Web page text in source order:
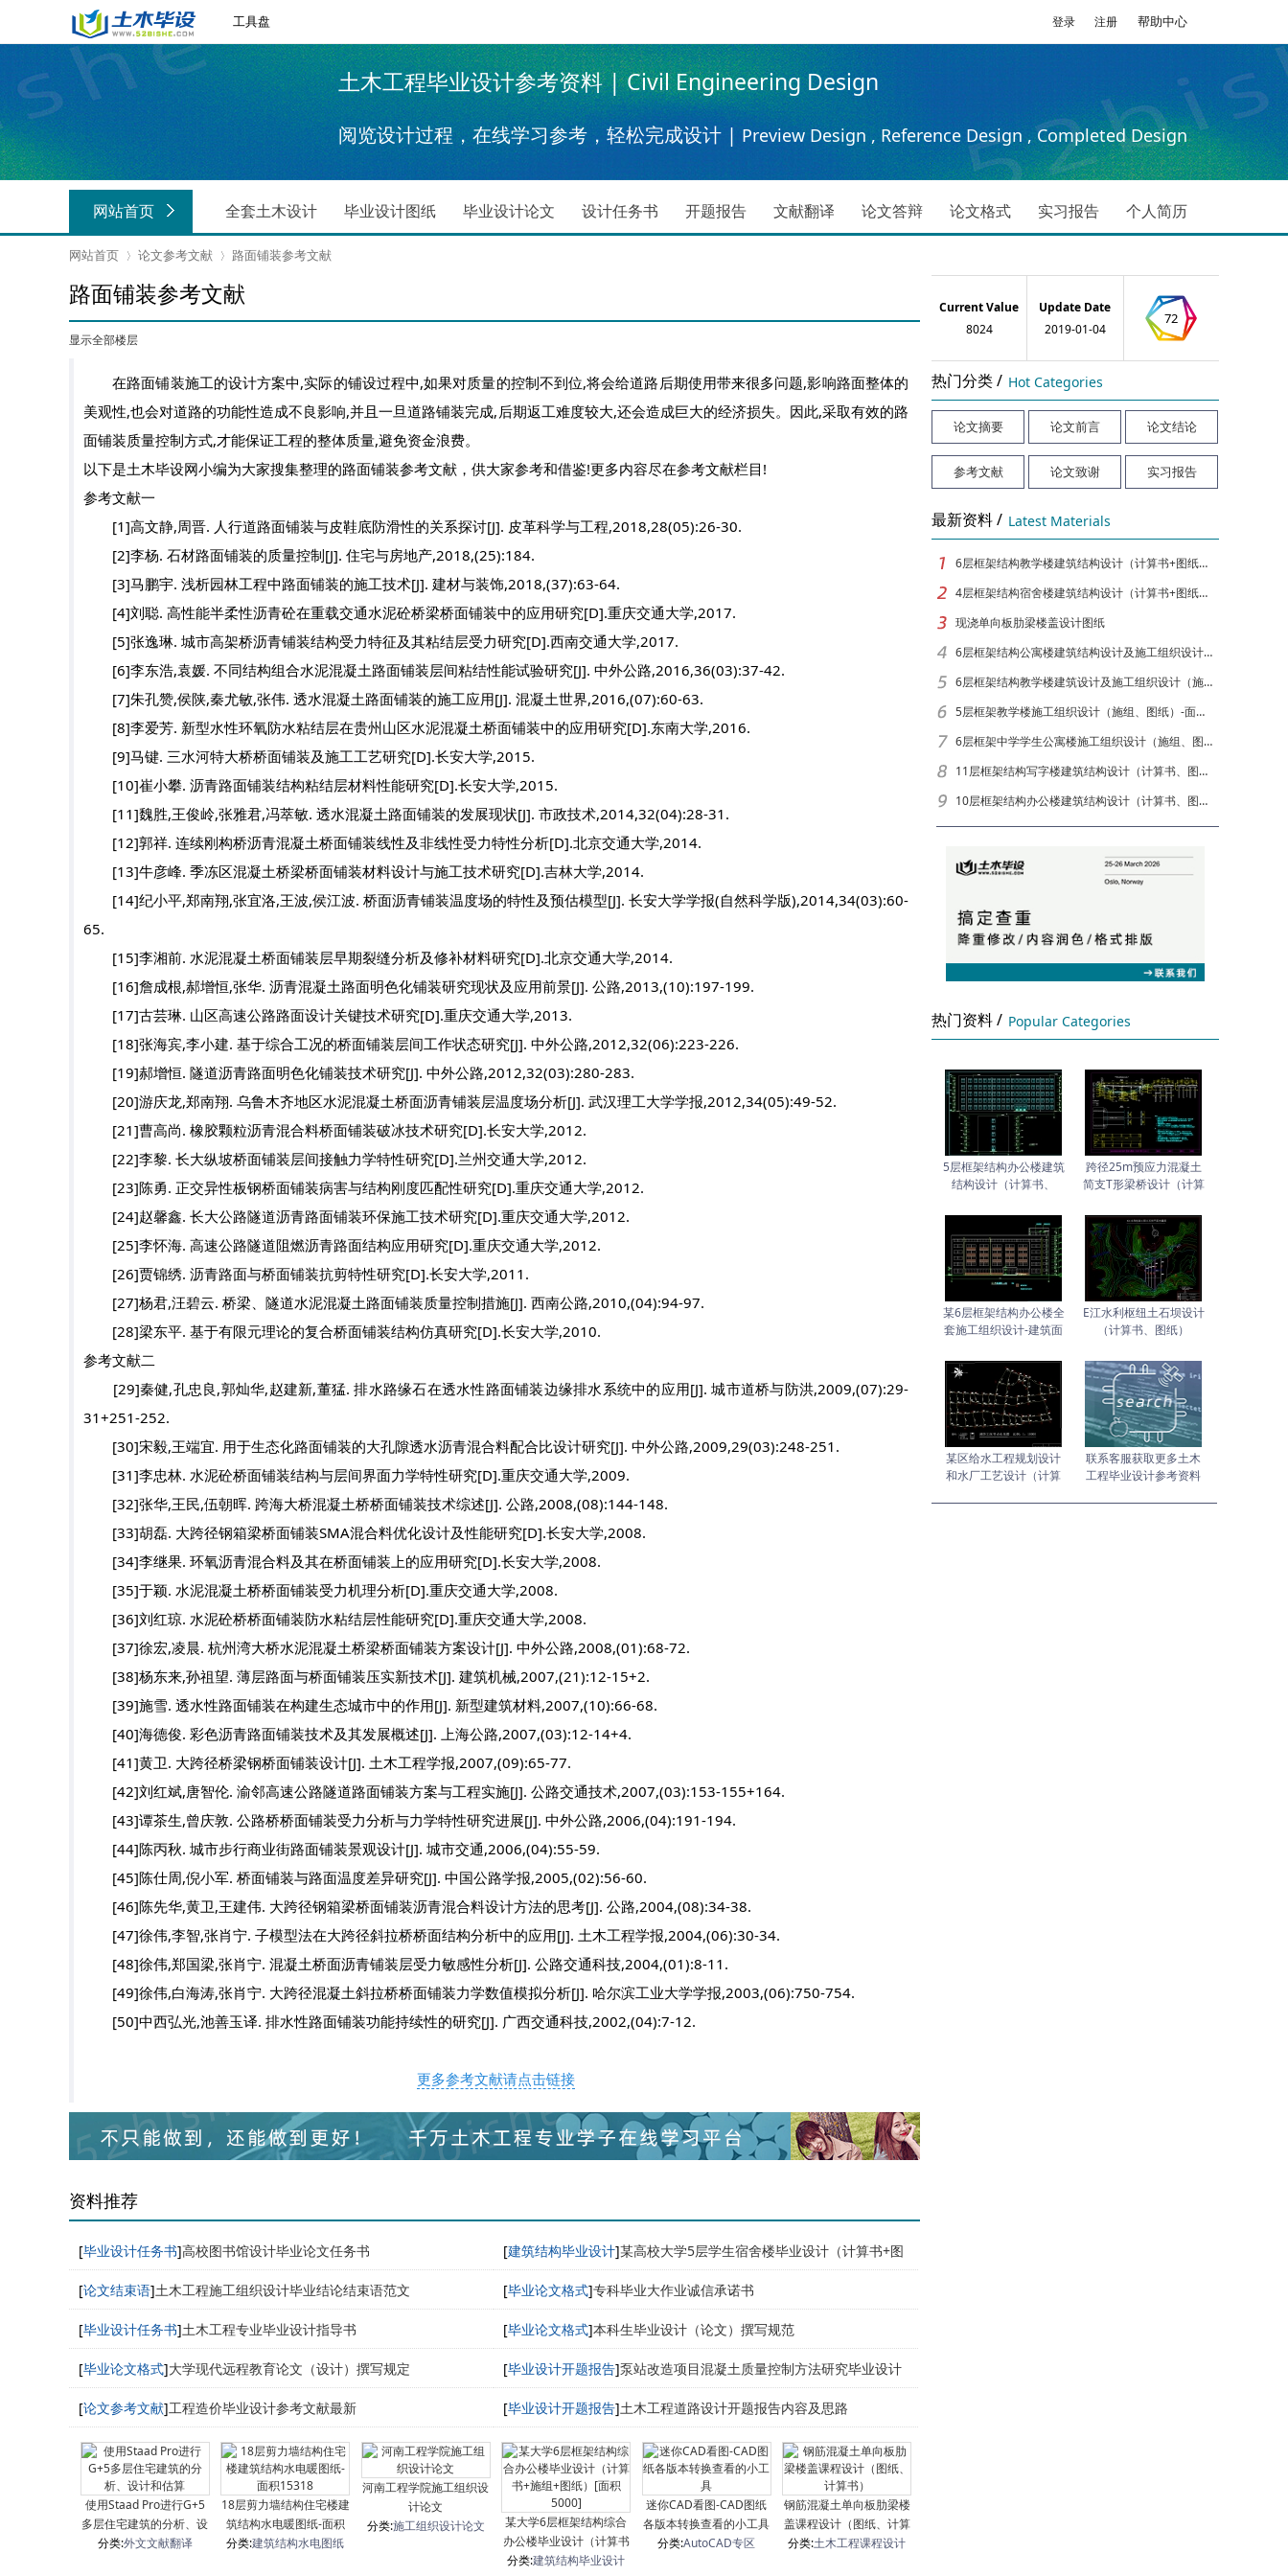
工具盘 登录 注册 帮助中心
土木工程毕业设计参考资料 | Civil Engineering Design
阅览设计过程，在线学习参考，轻松完成设计 | Preview Design , Reference Design , Completed Design
网站首页 全套土木设计 毕业设计图纸 毕业设计论文 设计任务书 开题报告 文献翻译 论文答辩 论文格式 实习报告 个人简历
网站首页
›
论文参考文献 路面铺装参考文献
路面铺装参考文献
显示全部楼层
在路面铺装施工的设计方案中,实际的铺设过程中,如果对质量的控制不到位,将会给道路后期使用带来很多问题,影响路面整体的
美观性,也会对道路的功能性造成不良影响,并且一旦道路铺装完成,后期返工难度较大,还会造成巨大的经济损失。因此,采取有效的路
面铺装质量控制方式,才能保证工程的整体质量,避免资金浪费。
以下是土木毕设网小编为大家搜集整理的路面铺装参考文献，供大家参考和借鉴!更多内容尽在参考文献栏目!
参考文献一
[1]高文静,周晋. 人行道路面铺装与皮鞋底防滑性的关系探讨[J]. 皮革科学与工程,2018,28(05):26-30.
[2]李杨. 石材路面铺装的质量控制[J]. 住宅与房地产,2018,(25):184.
[3]马鹏宇. 浅析园林工程中路面铺装的施工技术[J]. 建材与装饰,2018,(37):63-64.
[4]刘聪. 高性能半柔性沥青砼在重载交通水泥砼桥梁桥面铺装中的应用研究[D].重庆交通大学,2017.
[5]张逸琳. 城市高架桥沥青铺装结构受力特征及其粘结层受力研究[D].西南交通大学,2017.
[6]李东浩,袁媛. 不同结构组合水泥混凝土路面铺装层间粘结性能试验研究[J]. 中外公路,2016,36(03):37-42.
[7]朱孔赞,侯陕,秦尤敏,张伟. 透水混凝土路面铺装的施工应用[J]. 混凝土世界,2016,(07):60-63.
[8]李爱芳. 新型水性环氧防水粘结层在贵州山区水泥混凝土桥面铺装中的应用研究[D].东南大学,2016.
[9]马键. 三水河特大桥桥面铺装及施工工艺研究[D].长安大学,2015.
[10]崔小攀. 沥青路面铺装结构粘结层材料性能研究[D].长安大学,2015.
[11]魏胜,王俊岭,张雅君,冯萃敏. 透水混凝土路面铺装的发展现状[J]. 市政技术,2014,32(04):28-31.
[12]郭祥. 连续刚构桥沥青混凝土桥面铺装线性及非线性受力特性分析[D].北京交通大学,2014.
[13]牛彦峰. 季冻区混凝土桥梁桥面铺装材料设计与施工技术研究[D].吉林大学,2014.
[14]纪小平,郑南翔,张宜洛,王波,侯江波. 桥面沥青铺装温度场的特性及预估模型[J]. 长安大学学报(自然科学版),2014,34(03):60-
65.
[15]李湘前. 水泥混凝土桥面铺装层早期裂缝分析及修补材料研究[D].北京交通大学,2014.
[16]詹成根,郝增恒,张华. 沥青混凝土路面明色化铺装研究现状及应用前景[J]. 公路,2013,(10):197-199.
[17]古芸琳. 山区高速公路路面设计关键技术研究[D].重庆交通大学,2013.
[18]张海宾,李小建. 基于综合工况的桥面铺装层间工作状态研究[J]. 中外公路,2012,32(06):223-226.
[19]郝增恒. 隧道沥青路面明色化铺装技术研究[J]. 中外公路,2012,32(03):280-283.
[20]游庆龙,郑南翔. 乌鲁木齐地区水泥混凝土桥面沥青铺装层温度场分析[J]. 武汉理工大学学报,2012,34(05):49-52.
[21]曹高尚. 橡胶颗粒沥青混合料桥面铺装破冰技术研究[D].长安大学,2012.
[22]李黎. 长大纵坡桥面铺装层间接触力学特性研究[D].兰州交通大学,2012.
[23]陈勇. 正交异性板钢桥面铺装病害与结构刚度匹配性研究[D].重庆交通大学,2012.
[24]赵馨鑫. 长大公路隧道沥青路面铺装环保施工技术研究[D].重庆交通大学,2012.
[25]李怀海. 高速公路隧道阻燃沥青路面结构应用研究[D].重庆交通大学,2012.
[26]贾锦绣. 沥青路面与桥面铺装抗剪特性研究[D].长安大学,2011.
[27]杨君,汪碧云. 桥梁、隧道水泥混凝土路面铺装质量控制措施[J]. 西南公路,2010,(04):94-97.
[28]梁东平. 基于有限元理论的复合桥面铺装结构仿真研究[D].长安大学,2010.
参考文献二
[29]秦健,孔忠良,郭灿华,赵建新,董猛. 排水路缘石在透水性路面铺装边缘排水系统中的应用[J]. 城市道桥与防洪,2009,(07):29-
31+251-252.
[30]宋毅,王端宜. 用于生态化路面铺装的大孔隙透水沥青混合料配合比设计研究[J]. 中外公路,2009,29(03):248-251.
[31]李忠林. 水泥砼桥面铺装结构与层间界面力学特性研究[D].重庆交通大学,2009.
[32]张华,王民,伍朝晖. 跨海大桥混凝土桥桥面铺装技术综述[J]. 公路,2008,(08):144-148.
[33]胡磊. 大跨径钢箱梁桥面铺装SMA混合料优化设计及性能研究[D].长安大学,2008.
[34]李继果. 环氧沥青混合料及其在桥面铺装上的应用研究[D].长安大学,2008.
[35]于颖. 水泥混凝土桥桥面铺装受力机理分析[D].重庆交通大学,2008.
[36]刘红琼. 水泥砼桥桥面铺装防水粘结层性能研究[D].重庆交通大学,2008.
[37]徐宏,凌晨. 杭州湾大桥水泥混凝土桥梁桥面铺装方案设计[J]. 中外公路,2008,(01):68-72.
[38]杨东来,孙祖望. 薄层路面与桥面铺装压实新技术[J]. 建筑机械,2007,(21):12-15+2.
[39]施雪. 透水性路面铺装在构建生态城市中的作用[J]. 新型建筑材料,2007,(10):66-68.
[40]海德俊. 彩色沥青路面铺装技术及其发展概述[J]. 上海公路,2007,(03):12-14+4.
[41]黄卫. 大跨径桥梁钢桥面铺装设计[J]. 土木工程学报,2007,(09):65-77.
[42]刘红斌,唐智伦. 渝邻高速公路隧道路面铺装方案与工程实施[J]. 公路交通技术,2007,(03):153-155+164.
[43]谭茶生,曾庆敦. 公路桥桥面铺装受力分析与力学特性研究进展[J]. 中外公路,2006,(04):191-194.
[44]陈丙秋. 城市步行商业街路面铺装景观设计[J]. 城市交通,2006,(04):55-59.
[45]陈仕周,倪小军. 桥面铺装与路面温度差异研究[J]. 中国公路学报,2005,(02):56-60.
[46]陈先华,黄卫,王建伟. 大跨径钢箱梁桥面铺装沥青混合料设计方法的思考[J]. 公路,2004,(08):34-38.
[47]徐伟,李智,张肖宁. 子模型法在大跨径斜拉桥桥面结构分析中的应用[J]. 土木工程学报,2004,(06):30-34.
[48]徐伟,郑国梁,张肖宁. 混凝土桥面沥青铺装层受力敏感性分析[J]. 公路交通科技,2004,(01):8-11.
[49]徐伟,白海涛,张肖宁. 大跨径混凝土斜拉桥桥面铺装力学数值模拟分析[J]. 哈尔滨工业大学学报,2003,(06):750-754.
[50]中西弘光,池善玉译. 排水性路面铺装功能持续性的研究[J]. 广西交通科技,2002,(04):7-12.
更多参考文献请点击链接
资料推荐
[毕业设计任务书]高校图书馆设计毕业论文任务书 [建筑结构毕业设计]某高校大学5层学生宿舍楼毕业设计（计算书+图
纸）[面积4320]
[论文结束语]土木工程施工组织设计毕业结论结束语范文 [毕业论文格式]专科毕业大作业诚信承诺书
[毕业设计任务书]土木工程专业毕业设计指导书 [毕业论文格式]本科生毕业设计（论文）撰写规范
[毕业论文格式]大学现代远程教育论文（设计）撰写规定 [毕业设计开题报告]泵站改造项目混凝土质量控制方法研究毕业设计
（论文）开题报告
[论文参考文献]工程造价毕业设计参考文献最新 [毕业设计开题报告]土木工程道路设计开题报告内容及思路
使用Staad Pro进行G+5
多层住宅建筑的分析、设
计和估算
分类:外文文献翻译
18层剪力墙结构住宅楼建
筑结构水电暖图纸-面积
15318
分类:建筑结构水电图纸
河南工程学院施工组织设
计论文
分类:施工组织设计论文
某大学6层框架结构综合
办公楼毕业设计（计算书
+施组+图纸）[面积5000]
分类:建筑结构毕业设计
迷你CAD看图-CAD图纸
各版本转换查看的小工具
分类:AutoCAD专区
钢筋混凝土单向板肋梁楼
盖课程设计（图纸、计算
书）
分类:土木工程课程设计
Current Value
8024
Update Date
2019-01-04
72
热门分类 / Hot Categories
论文摘要 论文前言 论文结论
参考文献 论文致谢 实习报告
最新资料 / Latest Materials
6层框架结构教学楼建筑结构设计（计算书+图纸）[面积6049]
4层框架结构宿舍楼建筑结构设计（计算书+图纸）[面积3878]
现浇单向板肋梁楼盖设计图纸
6层框架结构公寓楼建筑结构设计及施工组织设计（计算书、图纸）[面积6650]
6层框架结构教学楼建筑设计及施工组织设计（施组、图纸）-面积5564
5层框架教学楼施工组织设计（施组、图纸）-面积4291
6层框架中学学生公寓楼施工组织设计（施组、图纸）-面积5090
11层框架结构写字楼建筑结构设计（计算书、图纸）[面积9874]
10层框架结构办公楼建筑结构设计（计算书、图纸）[面积12880]
热门资料 / Popular Categories
5层框架结构办公楼建筑
结构设计（计算书、
跨径25m预应力混凝土
简支T形梁桥设计（计算
某6层框架结构办公楼全
套施工组织设计-建筑面
E江水利枢纽土石坝设计
（计算书、图纸）
某区给水工程规划设计
和水厂工艺设计（计算
联系客服获取更多土木
工程毕业设计参考资料